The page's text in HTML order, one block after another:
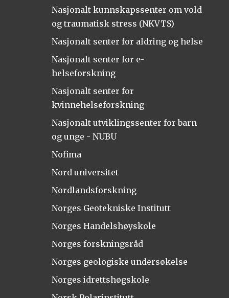
Nasjonalt kunnskapssenter om vold
og traumatisk stress (NKVTS)
Nasjonalt senter for aldring og helse
Nasjonalt senter for e-
helseforskning
Nasjonalt senter for
kvinnehelseforskning
Nasjonalt utviklingssenter for barn
og unge - NUBU
Nofima
Nord universitet
Nordlandsforskning
Norges Geotekniske Institutt
Norges Handelshøyskole
Norges forskningsråd
Norges geologiske undersøkelse
Norges idrettshøgskole